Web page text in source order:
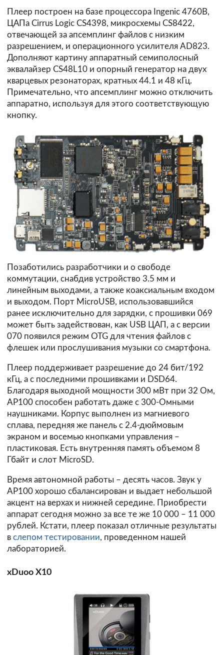
Плеер построен на базе процессора Ingenic 4760B,
ЦАПа Cirrus Logic CS4398, микросхемы CS8422,
отвечающей за апсемплинг файлов с низким
разрешением, и операционного усилителя AD823.
Дополняют картину аппаратный семиполосный
эквалайзер CS48L10 и опорный генератор на двух
кварцевых резонаторах, кратных 44.1 и 48 кГц.
Примечательно, что апсемплинг можно отключить
аппаратно, используя для этого соответствующую
кнопку.
Позаботились разработчики и о свободе
коммутации, снабдив устройство 3.5 мм и
линейным выходами, а также коаксиальным входом
и выходом. Порт MicroUSB, использовавшийся
ранее исключительно для зарядки, с прошивки 069
может быть задействован, как USB ЦАП, а с версии
070 появился режим OTG для чтения файлов с
флешек или прослушивания музыки со смартфона.
Плеер поддерживает разрешение до 24 бит/192
кГц, а с последними прошивками и DSD64.
Благодаря выходной мощности 300 мВт при 32 Ом,
AP100 способен работать даже с 300-Омными
наушниками. Корпус выполнен из магниевого
сплава, передняя же панель с 2.4-дюймовым
экраном и восемью кнопками управления –
пластиковая. Есть внутренняя память объемом 8
Гбайт и слот MicroSD.
Время автономной работы – десять часов. Звук у
AP100 хорошо сбалансирован и выдает небольшой
акцент на верхах и нижней середине. Приобрести
аппарат сегодня можно за все те же 10 000 – 11 000
рублей. Кстати, плеер показал отличные результаты
в слепом тестировании, проведенном нашей
лабораторией.
xDuoo X10